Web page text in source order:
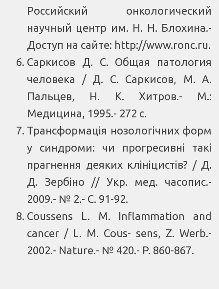
Российский онкологический
научный центр им. Н. Н. Блохина.-
Доступ на сайте: http://www.ronc.ru.
Саркисов Д. С. Общая патология
человека / Д. С. Саркисов, М. А.
Пальцев, Н. К. Хитров.- М.:
Медицина, 1995.- 272 с.
Трансформація нозологічних форм
у синдроми: чи прогресивні такі
прагнення деяких клініцистів? / Д.
Д. Зербіно // Укр. мед. часопис.-
2009.- № 2.- С. 91-92.
Coussens L. M. Inflammation and
cancer / L. M. Cous- sens, Z. Werb.-
2002.- Nature.- № 420.- P. 860-867.